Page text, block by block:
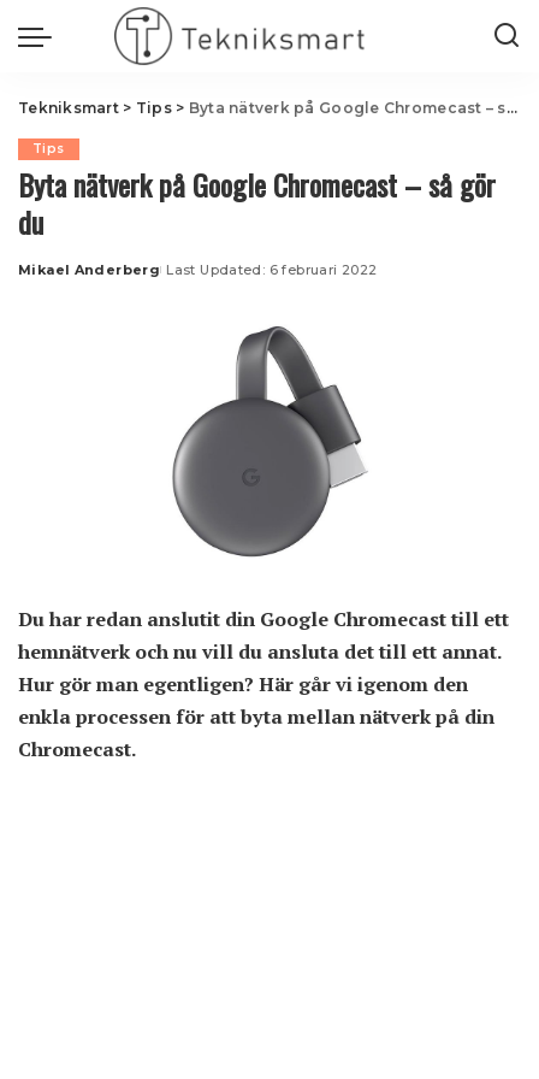
Tekniksmart> Tips> Byta nätverk på Google Chromecast – så gör du
Tips
Byta nätverk på Google Chromecast – så gör
du
Posted
Mikael Anderberg Last Updated: 6 februari 2022
Du har redan anslutit din Google Chromecast till ett
hemnätverk och nu vill du ansluta det till ett annat.
Hur gör man egentligen? Här går vi igenom den
enkla processen för att byta mellan nätverk på din
Chromecast.